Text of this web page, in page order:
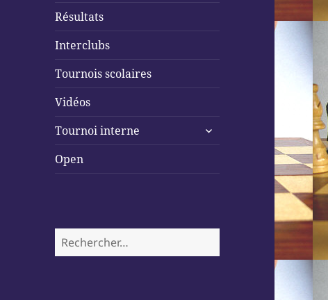
Résultats
Interclubs
Tournois scolaires
Vidéos
Tournoi interne
ouvrir
Open
Rechercher :